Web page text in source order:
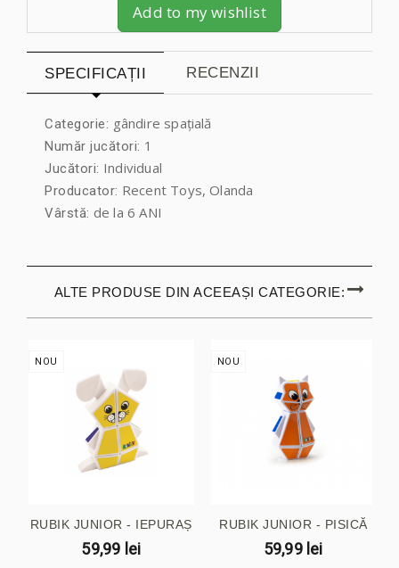
Add to my wishlist
SPECIFICAȚII RECENZII
Categorie: gândire spațială
Număr jucători: 1
Jucători: Individual
Producator: Recent Toys, Olanda
Vârstă: de la 6 ANI
ALTE PRODUSE DIN ACEEAȘI CATEGORIE:
NOU
RUBIK JUNIOR - IEPURAȘ
59,99 lei
NOU
RUBIK JUNIOR - PISICĂ
59,99 lei